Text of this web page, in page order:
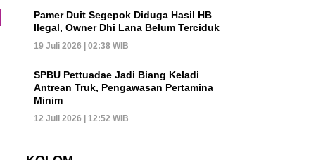
Pamer Duit Segepok Diduga Hasil HB
Ilegal, Owner Dhi Lana Belum Terciduk
19 Juli 2026 | 02:38 WIB
SPBU Pettuadae Jadi Biang Keladi
Antrean Truk, Pengawasan Pertamina
Minim
12 Juli 2026 | 12:52 WIB